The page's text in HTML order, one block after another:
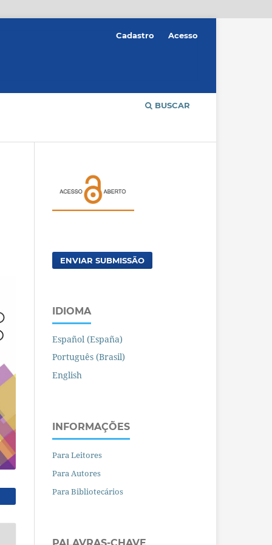
BUSCAR
Cadastro Acesso
ENVIAR SUBMISSÃO
IDIOMA
Español (España)
Português (Brasil)
English
INFORMAÇÕES
Para Leitores
Para Autores
Para Bibliotecários